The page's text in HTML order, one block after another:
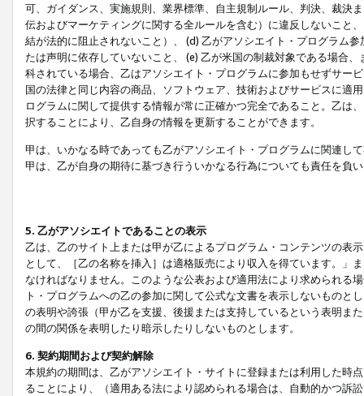
可、ガイダンス、実施規則、業界標準、自主規制ルール、判決、裁決
伝およびマーケティングに関する全ルールを含む）に違反しないこと
結が法的に阻止されないこと）、 (d) 乙がアソシエイト・プログラム
たは声明に依存していないこと、 (e) 乙が米国の制裁対象である場合
科されている場合、乙はアソシエイト・プログラムに参加もせずサー
国の法律と同じ内容の商品、ソフトウェア、技術およびサービスに適
ログラムに関して提供する情報が常に正確かつ完全であること。乙は
択することにより、乙自身の情報を更新することができます。
甲は、いかなる時であっても乙がアソシエイト・プログラムに関連し
甲は、乙が自身の期待に基づき行ういかなる行為についても責任を負
5. 乙がアソシエイトであることの表示
乙は、乙のサイト上または甲が乙によるプログラム・コンテンツの表
として、［乙の名称を挿入］は適格販売により収入を得ています。」
なければなりません。このような公表および適用法により求められる
ト・プログラムへの乙の参加に関して公式な文書を表示しないもの
の表明や誇張（甲が乙を支援、後援または支持しているという表明ま
の間の関係を表明したり暗示したりしないものとします。
6. 契約期間および契約解除
本規約の期間は、乙がアソシエイト・サイトに登録または利用した時
ることにより、（適用ある法により認められる場合は、自動的かつ訴